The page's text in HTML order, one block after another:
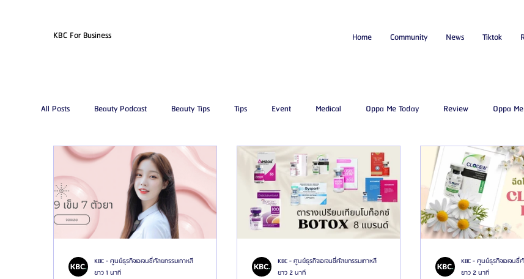
Home Community News Tiktok
KBC For Business
All Posts Beauty Podcast Beauty Tips Tips Event Medical Oppa Me Today Review Oppa
รีวิวศัลยกรรมดูดไขมัน โรงพยาบาลศัลยกรรมเอท็อป โรงพยาบาลศัลยกรรมบาโนบากิ Beauty Blog ศัลยแพทย์ ป
โรงพยาบาลศัลยกรรมจีเอ็นจี โรงพยาบาลศัลยกรรมอิมเมจอัพ โรงพยาบาลศัลยกรรมเจดับเบิลยู โรงพยาบาลศัลยกรร
โรงพยาบาลศัลยกรรมนานะ โรงพยาบาลศัลยกรรมรูบี Certified Consultant ข่าวสารศัลยกรรมเกา
KBC - ศูนย์ธุรกิจเอเจนซี่ศัลยกรรมเกาหลี
ยาว 1 นาที
KBC - ศูนย์ธุรกิจเอเจนซี่ศัลยกรรมเกาหลี
ยาว 2 นาที
KBC - ศูนย์ธุรกิจเอเจนซี่
ยาว 2 นาที